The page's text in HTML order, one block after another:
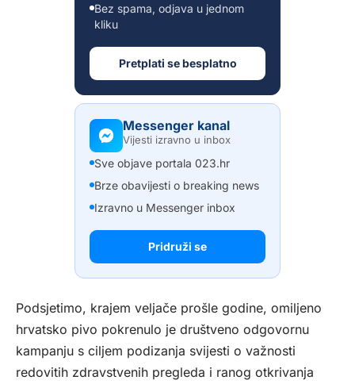
Bez spama, odjava u jednom
kliku
Pretplati se besplatno
Messenger kanal
Vijesti izravno u inbox
Sve objave portala 023.hr
Brze obavijesti o breaking news
Izravno u Messenger inbox
Pridruži se
Podsjetimo, krajem veljače prošle godine, omiljeno
hrvatsko pivo pokrenulo je društveno odgovornu
kampanju s ciljem podizanja svijesti o važnosti
redovitih zdravstvenih pregleda i ranog otkrivanja